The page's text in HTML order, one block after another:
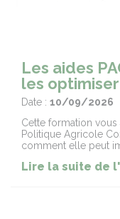
Les aides
les optimiser
Date : 10/09/2026
Cette formation
Politique Agricole
comment elle peut
Lire la suite de